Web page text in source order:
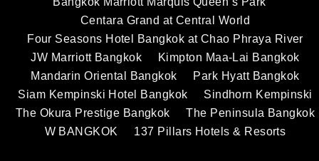
Centara Grand at Central World
Four Seasons Hotel Bangkok at Chao Phraya River
JW Marriott Bangkok
Kimpton Maa-Lai Bangkok
Mandarin Oriental Bangkok
Park Hyatt Bangkok
Siam Kempinski Hotel Bangkok
Sindhorn Kempinski
The Okura Prestige Bangkok
The Peninsula Bangkok
W BANGKOK
137 Pillars Hotels & Resorts